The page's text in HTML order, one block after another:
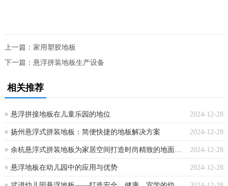
上一篇： 家用塑胶地板
下一篇： 悬浮拼装地板生产设备
相关推荐
2024-12-28
悬浮拼接地板在儿童乐园的地位
2024-12-28
扬州悬浮式拼装地板：简便快捷的地板解决方案
2024-12-28
余杭悬浮式拼装地板为家居空间打造时尚精致的地面装饰
2024-12-28
悬浮地板在幼儿园中的应用与优势